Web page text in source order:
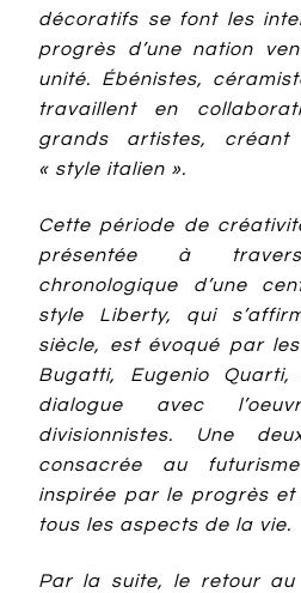
décoratifs se font les
progrès d’une nation
unité. Ébénistes,
travaillent en
grands artistes,
« style italien ».
Cette période de
présentée à
chronologique d’une
style Liberty, qui
siècle, est évoqué par
Bugatti, Eugenio Quarti,
dialogue avec
divisionnistes. Une
consacrée au
inspirée par le progrès et
tous les aspects de la vie.
Par la suite, le retour au